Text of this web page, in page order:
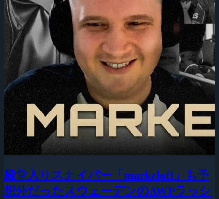
殿堂入りスナイパー「markeloff」も予
想外だったスウェーデンのAWPラッシ